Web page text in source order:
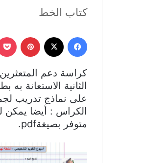
كتاب الخط
فيسبوك
كراسة دعم
الثانية الاستعانة
على نماذج تدريب
الكراس : أيضا يمكن
متوفر بصيغةpdf.